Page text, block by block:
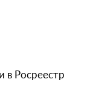
в Росреестр